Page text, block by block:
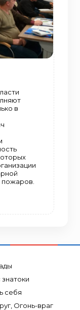
в
пожаров.
себя
Огонь-враг